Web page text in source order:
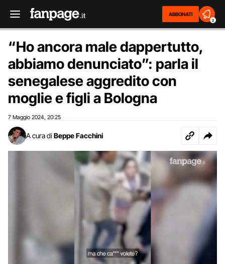
ABBONATI
2
“Ho ancora male dappertutto,
abbiamo denunciato”: parla il
senegalese aggredito con
moglie e figli a Bologna
7 Maggio 2024 20:25
A cura di Beppe Facchini